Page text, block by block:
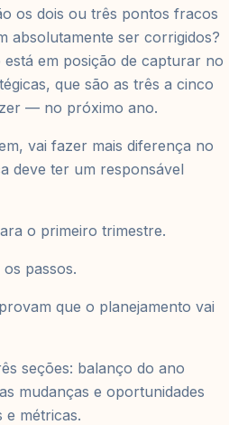
os dois ou três pontos fracos
absolutamente ser corrigidos?
em posição de capturar no
que são as três a cinco
— no próximo ano.
vai fazer mais diferença no
deve ter um responsável
o primeiro trimestre.
passos.
que o planejamento vai
seções: balanço do ano
mudanças e oportunidades
e métricas.